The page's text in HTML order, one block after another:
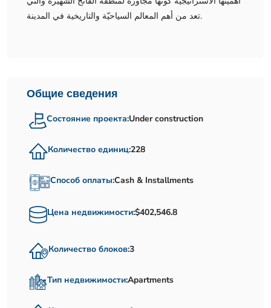
تعد من أهم المعالم السياحيّة والتاريخية في المدينة.
Общие сведения
Состояние проекта:Under construction
Количество единиц:228
Способ оплаты:Cash & Installments
Цена недвижимости:$402,546.8
Количество блоков:3
Тип недвижимости:Apartments